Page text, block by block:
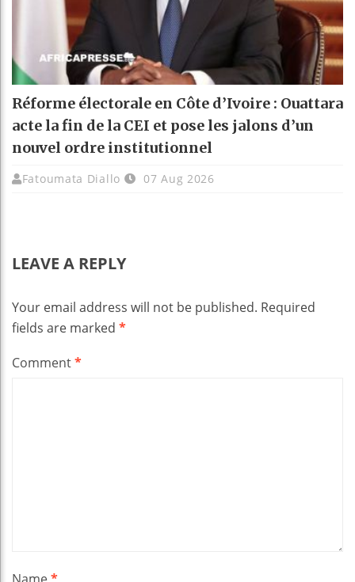
Réforme électorale en Côte d’Ivoire : Ouattara
acte la fin de la CEI et pose les jalons d’un
nouvel ordre institutionnel
Fatoumata Diallo 07 Aug 2026
LEAVE A REPLY
Your email address will not be published. Required
fields are marked *
Comment*